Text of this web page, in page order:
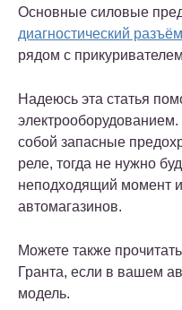
Основные силовые
диагностический
рядом с
Надеюсь эта статья
собой запасные
реле, тогда не нужно
неподходящий момент
автомагазинов.
Можете также
Гранта, если в вашем
модель.